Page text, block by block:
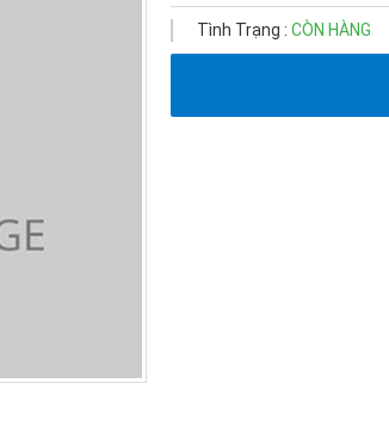
Tình Trạng : CÒN HÀNG